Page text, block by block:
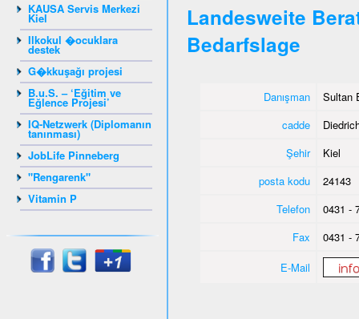
KAUSA Servis Merkezi
Kiel
Ilkokul �ocuklara
destek
G�kkuşağı projesi
B.u.S. – ‘Eğitim ve
Eğlence Projesi’
IQ-Netzwerk (Diplomanın
tanınması)
JobLife Pinneberg
"Rengarenk"
Vitamin P
Landesweite
Bedarfslage
Danışman
Sultan
cadde
Şehir
Kiel
posta kodu
24143
Telefon
0431 -
Fax
0431 -
E-Mail